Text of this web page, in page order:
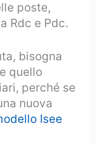
poste,
Rdc e Pdc.
bisogna
quello
perché se
nuova
Isee